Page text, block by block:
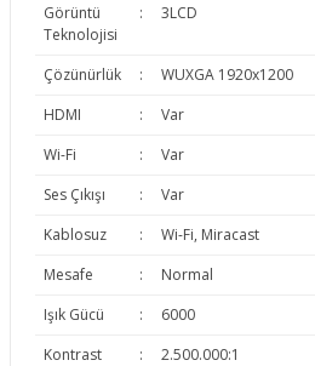
Görüntü
Teknolojisi
: 3LCD
Çözünürlük :
WUXGA 1920x1200
HDMI
:
Var
Wi-Fi
:
Var
Ses Çıkışı
:
Var
Kablosuz
:
Wi-Fi, Miracast
Mesafe
:
Normal
Işık Gücü
:
6000
Kontrast
:
2.500.000:1